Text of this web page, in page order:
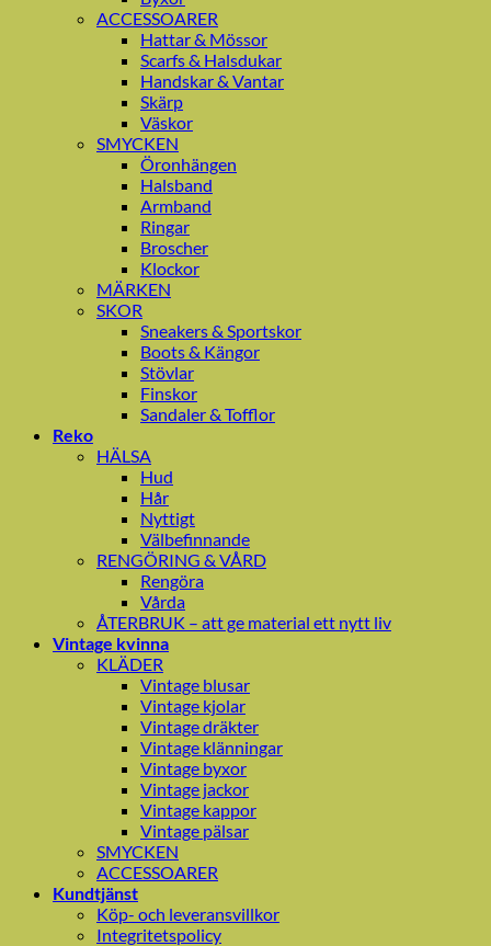
ACCESSOARER
Hattar & Mössor
Scarfs & Halsdukar
Handskar & Vantar
Skärp
Väskor
SMYCKEN
Öronhängen
Halsband
Armband
Ringar
Broscher
Klockor
MÄRKEN
SKOR
Sneakers & Sportskor
Boots & Kängor
Stövlar
Finskor
Sandaler & Tofflor
Reko
HÄLSA
Hud
Hår
Nyttigt
Välbefinnande
RENGÖRING & VÅRD
Rengöra
Vårda
ÅTERBRUK – att ge material ett nytt liv
Vintage kvinna
KLÄDER
Vintage blusar
Vintage kjolar
Vintage dräkter
Vintage klänningar
Vintage byxor
Vintage jackor
Vintage kappor
Vintage pälsar
SMYCKEN
ACCESSOARER
Kundtjänst
Köp- och leveransvillkor
Integritetspolicy